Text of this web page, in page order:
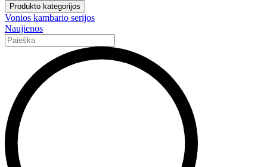
Produkto kategorijos
Vonios kambario serijos
Naujienos